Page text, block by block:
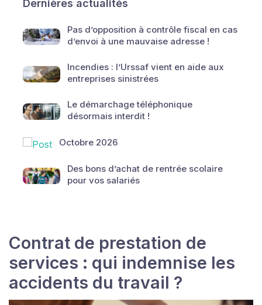
Dernières actualités
Pas d’opposition à contrôle fiscal en cas
d’envoi à une mauvaise adresse !
Incendies : l’Urssaf vient en aide aux
entreprises sinistrées
Le démarchage téléphonique
désormais interdit !
Octobre 2026
Des bons d’achat de rentrée scolaire
pour vos salariés
Contrat de prestation de
services : qui indemnise les
accidents du travail ?